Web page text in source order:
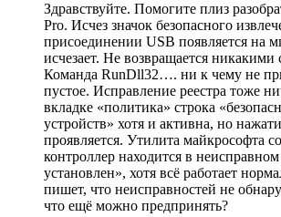
Здравствуйте. Помогите плиз
Pro. Исчез значок безопасного
присоединении USB появляется на
исчезает. Не возвращается никакими
Команда RunDll32…. ни к чему не
пустое. Исправление реестра тоже
вкладке «политика» строка
устройств» хотя и активна, но
проявляется. Утилита майкрософта
контроллер находится в
установлен», хотя всё работает
пишет, что неисправностей не
что ещё можно предпринять?